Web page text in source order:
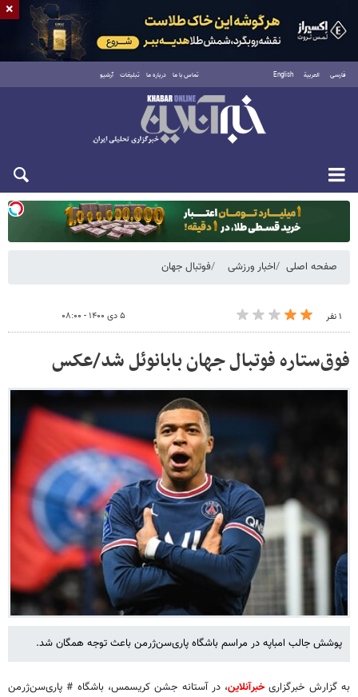
فارسی العربية English تماس با ما درباره ما تبلیغات آرشیو
دوشنبه ۱۹ مرداد ۱۴۰۵
صفحه اصلی اخبار ورزشی فوتبال جهان
۱ نفر ۵ دی ۱۴۰۰ - ۰۸:۰۰
فوق‌ستاره فوتبال جهان بابانوئل شد/عکس
پوشش جالب امباپه در مراسم باشگاه پاری‌سن‌ژرمن باعث توجه همگان شد.
به گزارش خبرگزاریخبرآنلاین، در آستانه جشن کریسمس، باشگاه # پاری‌سن‌ژرمن
×